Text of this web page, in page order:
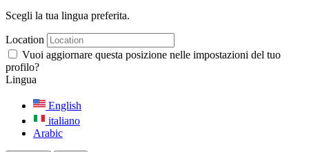
Scegli la tua lingua preferita.
Location
Vuoi aggiornare questa posizione nelle impostazioni del tuo
profilo?
Lingua
English
italiano
Arabic